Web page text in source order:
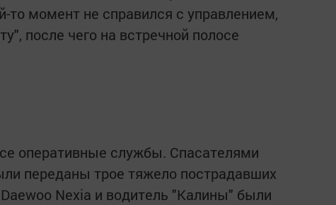
то момент не справился с управлением,
после чего на встречной полосе
оперативные службы. Спасателями
переданы трое тяжело пострадавших
Nexia и водитель "Калины" были